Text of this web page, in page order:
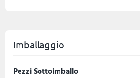
Imballaggio
Pezzi Sottoimballo